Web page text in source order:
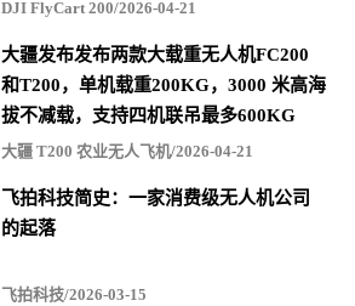
DJI FlyCart 200/2026-04-21
大疆发布发布两款大载重无人机FC200
和T200，单机载重200KG，3000 米高海
拔不减载，支持四机联吊最多600KG
大疆 T200 农业无人飞机/2026-04-21
飞拍科技简史：一家消费级无人机公司
的起落
飞拍科技/2026-03-15